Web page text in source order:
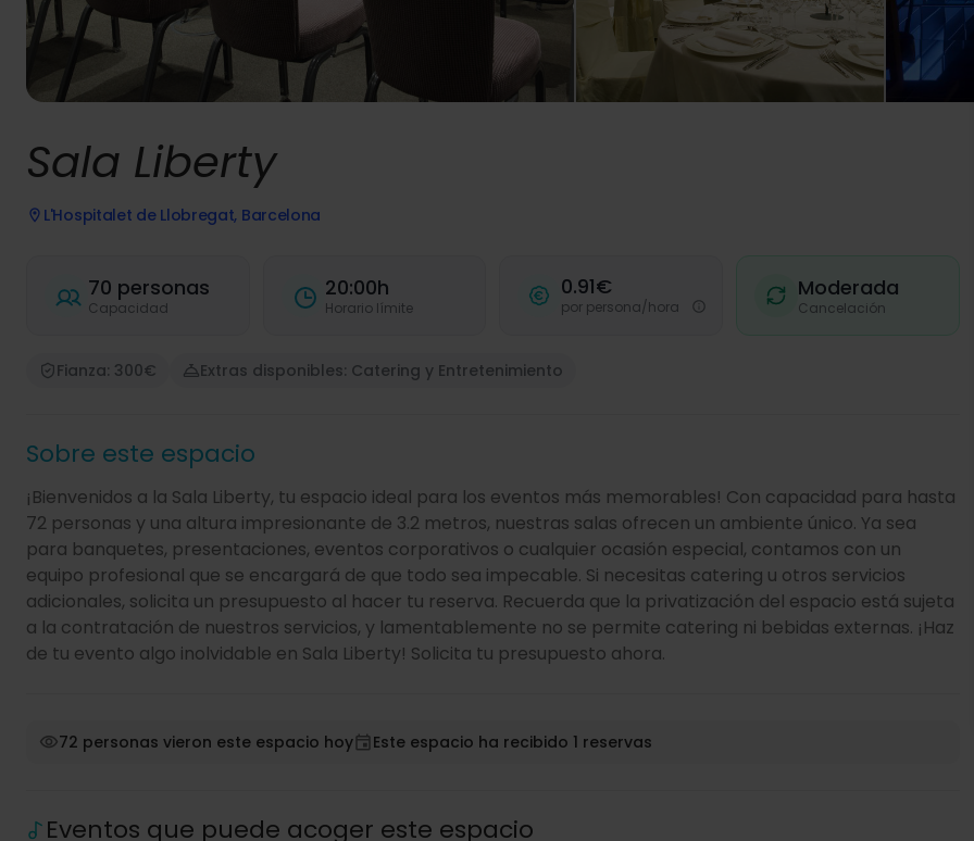
Sala Liberty
L'Hospitalet de Llobregat, Barcelona
70 personas
Capacidad
20:00h
Horario límite
0.91€
por persona/hora
Moderada
Cancelación
Fianza: 300€ Extras disponibles: Catering y Entretenimiento
Sobre este espacio
¡Bienvenidos a la Sala Liberty, tu espacio ideal para los eventos más memorables! Con capacidad para hasta
72 personas y una altura impresionante de 3.2 metros, nuestras salas ofrecen un ambiente único. Ya sea
para banquetes, presentaciones, eventos corporativos o cualquier ocasión especial, contamos con un
equipo profesional que se encargará de que todo sea impecable. Si necesitas catering u otros servicios
adicionales, solicita un presupuesto al hacer tu reserva. Recuerda que la privatización del espacio está sujeta
a la contratación de nuestros servicios, y lamentablemente no se permite catering ni bebidas externas. ¡Haz
de tu evento algo inolvidable en Sala Liberty! Solicita tu presupuesto ahora.
72 personas vieron este espacio hoy Este espacio ha recibido 1 reservas
Eventos que puede acoger este espacio